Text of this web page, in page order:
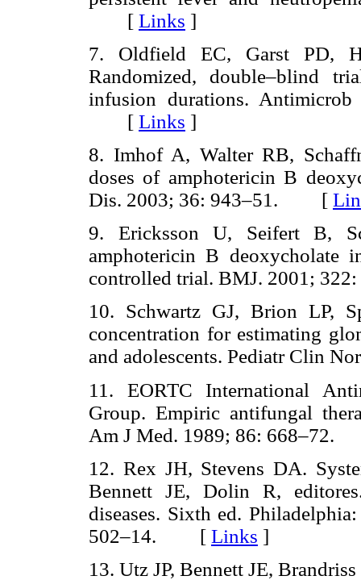
[ Links ]
7. Oldfield EC, Garst PD,
Randomized, double–blind
infusion durations.
[ Links ]
8. Imhof A, Walter RB,
doses of amphotericin B
Dis. 2003; 36: 943–51. [
9. Ericksson U, Seifert B,
amphotericin B deoxycholate
controlled trial. BMJ. 2001;
10. Schwartz GJ, Brion LP,
concentration for estimating
and adolescents. Pediatr
11. EORTC International
Group. Empiric antifungal
Am J Med. 1989; 86:
12. Rex JH, Stevens DA.
Bennett JE, Dolin R,
diseases. Sixth ed.
502–14. [ Links ]
13. Utz JP, Bennett JE,